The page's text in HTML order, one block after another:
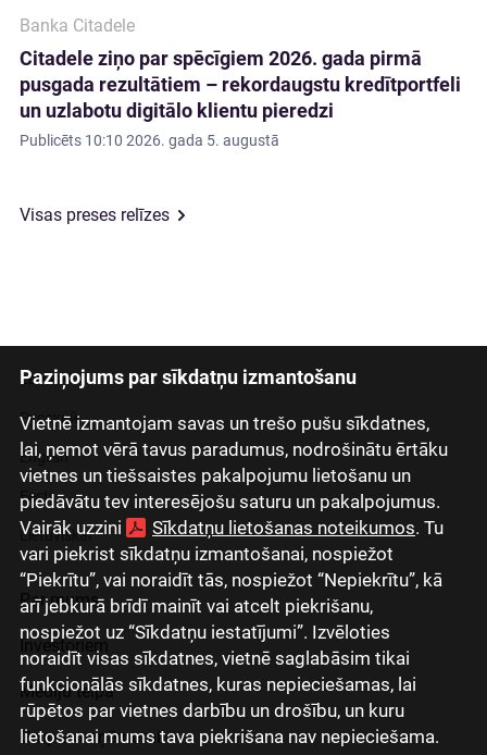
Paziņojums par sīkdatņu izmantošanu
Vietnē izmantojam savas un trešo pušu sīkdatnes,
lai, ņemot vērā tavus paradumus, nodrošinātu ērtāku
vietnes un tiešsaistes pakalpojumu lietošanu un
piedāvātu tev interesējošu saturu un pakalpojumus.
Vairāk uzzini
Sīkdatņu lietošanas noteikumos. Tu
vari piekrist sīkdatņu izmantošanai, nospiežot
“Piekrītu”, vai noraidīt tās, nospiežot “Nepiekrītu”, kā
arī jebkurā brīdī mainīt vai atcelt piekrišanu,
nospiežot uz “Sīkdatņu iestatījumi”. Izvēloties
noraidīt visas sīkdatnes, vietnē saglabāsim tikai
funkcionālās sīkdatnes, kuras nepieciešamas, lai
rūpētos par vietnes darbību un drošību, un kuru
lietošanai mums tava piekrišana nav nepieciešama.
Banka Citadele
Citadele ziņo par spēcīgiem 2026. gada pirmā
pusgada rezultātiem – rekordaugstu kredītportfeli
un uzlabotu digitālo klientu pieredzi
Publicēts 10:10 2026. gada 5. augustā
Visas preses relīzes
Latviski
Русский
English
Eesti
Lietuviškai
Par mums
Investoriem
Mediju telpa
Grupas uzņēmumi